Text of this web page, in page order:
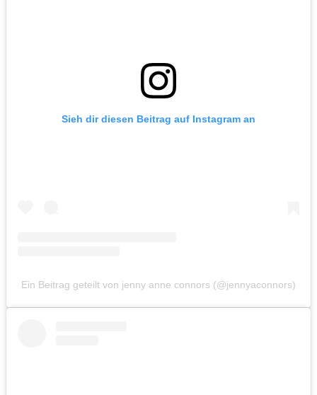
Sieh dir diesen Beitrag auf Instagram an
Ein Beitrag geteilt von jenny anne connors (@jennyaconnors)